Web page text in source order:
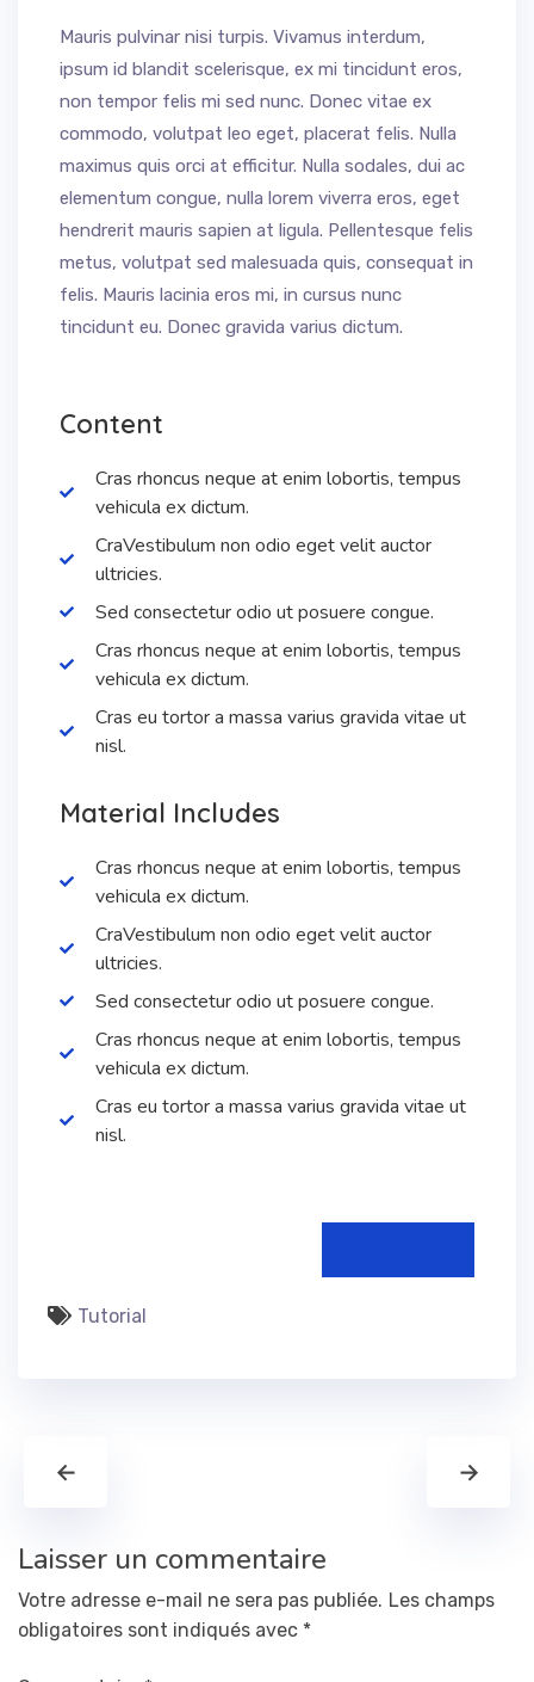
Mauris pulvinar nisi turpis. Vivamus interdum,
ipsum id blandit scelerisque, ex mi tincidunt eros,
non tempor felis mi sed nunc. Donec vitae ex
commodo, volutpat leo eget, placerat felis. Nulla
maximus quis orci at efficitur. Nulla sodales, dui ac
elementum congue, nulla lorem viverra eros, eget
hendrerit mauris sapien at ligula. Pellentesque felis
metus, volutpat sed malesuada quis, consequat in
felis. Mauris lacinia eros mi, in cursus nunc
tincidunt eu. Donec gravida varius dictum.
Content
Cras rhoncus neque at enim lobortis, tempus
vehicula ex dictum.
CraVestibulum non odio eget velit auctor
ultricies.
Sed consectetur odio ut posuere congue.
Cras rhoncus neque at enim lobortis, tempus
vehicula ex dictum.
Cras eu tortor a massa varius gravida vitae ut
nisl.
Material Includes
Cras rhoncus neque at enim lobortis, tempus
vehicula ex dictum.
CraVestibulum non odio eget velit auctor
ultricies.
Sed consectetur odio ut posuere congue.
Cras rhoncus neque at enim lobortis, tempus
vehicula ex dictum.
Cras eu tortor a massa varius gravida vitae ut
nisl.
Tutorial
← →
Laisser un commentaire
Votre adresse e-mail ne sera pas publiée. Les champs
obligatoires sont indiqués avec *